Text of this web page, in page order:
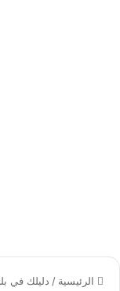
الرئيسية / دليلك في